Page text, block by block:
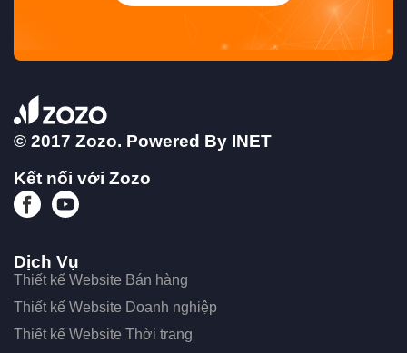
© 2017 Zozo. Powered By INET
Kết nối với Zozo
Dịch Vụ
Thiết kế Website Bán hàng
Thiết kế Website Doanh nghiệp
Thiết kế Website Thời trang